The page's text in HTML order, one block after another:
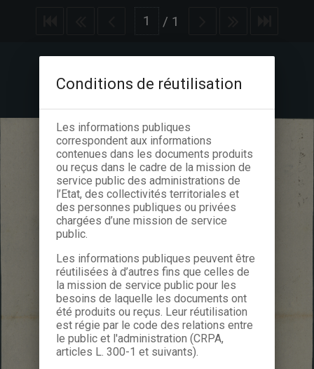
/ 1
Conditions de réutilisation
Les informations publiques
correspondent aux informations
contenues dans les documents produits
ou reçus dans le cadre de la mission de
service public des administrations de
l’Etat, des collectivités territoriales et
des personnes publiques ou privées
chargées d’une mission de service
public.
Les informations publiques peuvent être
réutilisées à d’autres fins que celles de
la mission de service public pour les
besoins de laquelle les documents ont
été produits ou reçus. Leur réutilisation
est régie par le code des relations entre
le public et l'administration (CRPA,
articles L. 300-1 et suivants).